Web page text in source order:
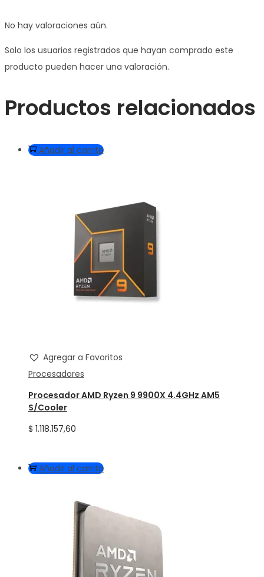
No hay valoraciones aún.
Solo los usuarios registrados que hayan comprado este
producto pueden hacer una valoración.
Productos relacionados
Añadir al carrito
Agregar a Favoritos
Procesadores
Procesador AMD Ryzen 9 9900X 4.4GHz AM5
S/Cooler
$ 1.118.157,60
Añadir al carrito